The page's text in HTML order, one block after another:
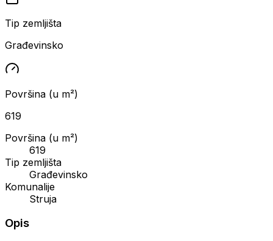
Tip zemljišta
Građevinsko
Površina (u m²)
619
Površina (u m²)
619
Tip zemljišta
Građevinsko
Komunalije
Struja
Opis